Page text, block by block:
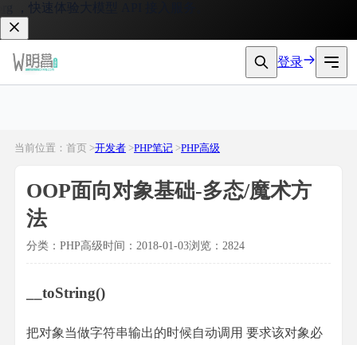
速体验大模型 API 接入服务。
登录
当前位置：首页 >开发者 >PHP笔记 >PHP高级
OOP面向对象基础-多态/魔术方
法
分类：PHP高级时间：2018-01-03浏览：2824
__toString()
把对象当做字符串输出的时候自动调用 要求该对象必